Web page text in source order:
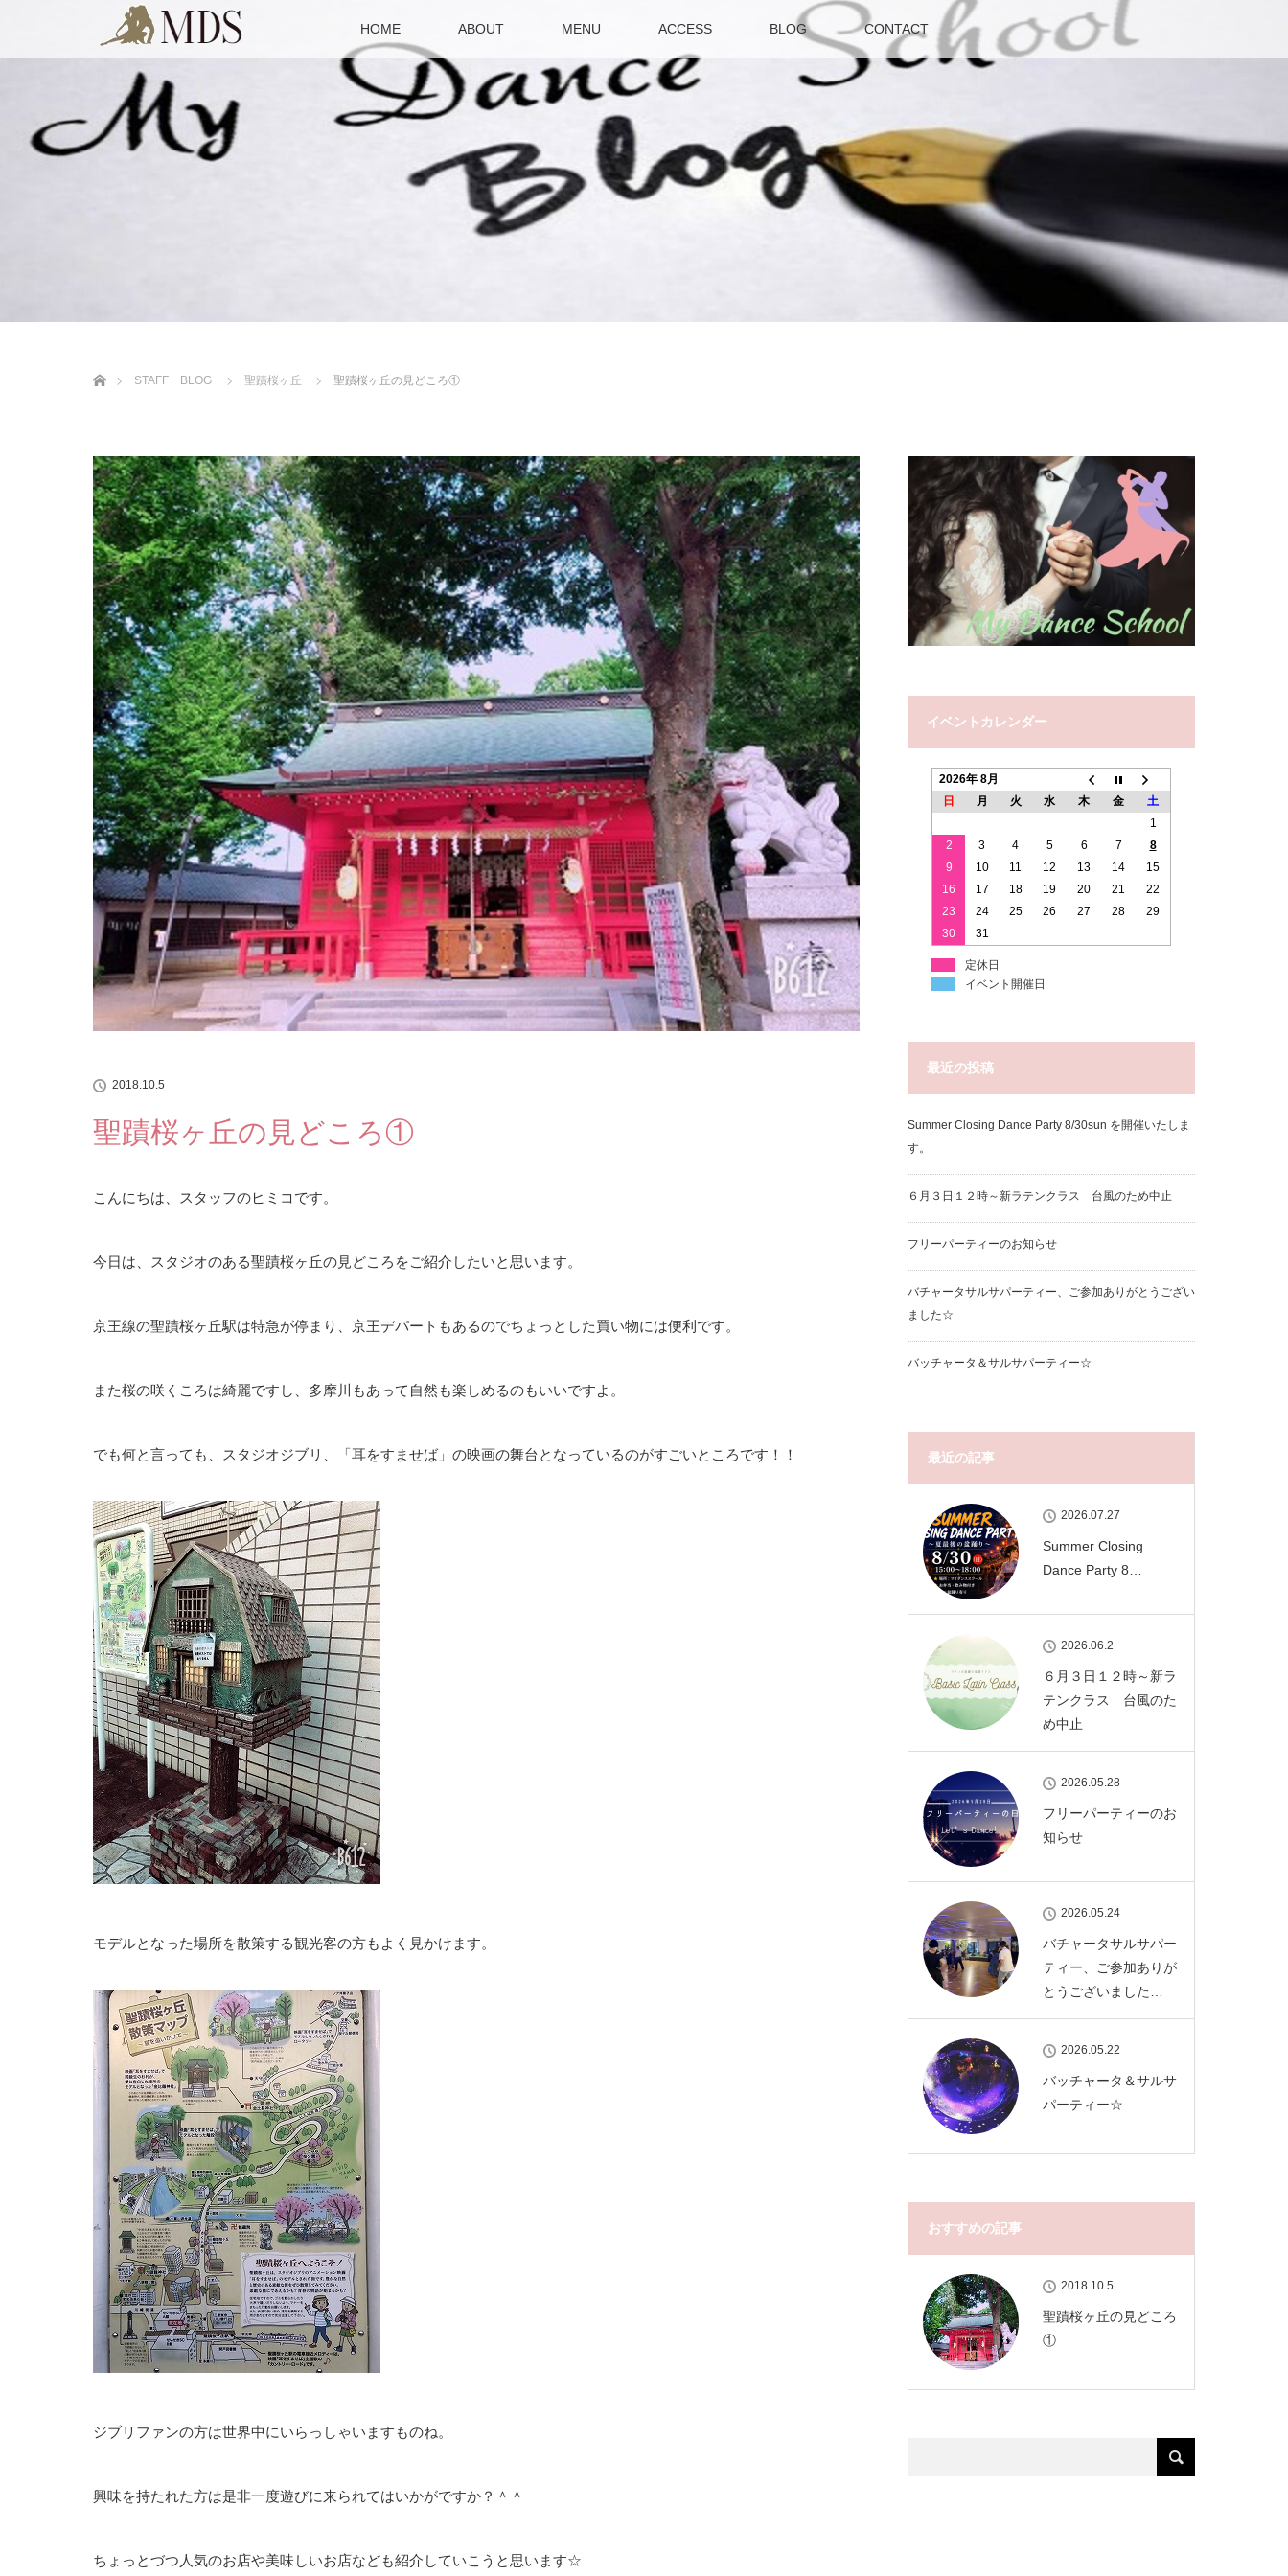
HOME ABOUT MENU ACCESS BLOG CONTACT
STAFF BLOG
聖蹟桜ヶ丘 聖蹟桜ヶ丘の見どころ①
2018.10.5
聖蹟桜ヶ丘の見どころ①
こんにちは、スタッフのヒミコです。
今日は、スタジオのある聖蹟桜ヶ丘の見どころをご紹介したいと思います。
京王線の聖蹟桜ヶ丘駅は特急が停まり、京王デパートもあるのでちょっとした買い物には便利です。
また桜の咲くころは綺麗ですし、多摩川もあって自然も楽しめるのもいいですよ。
でも何と言っても、スタジオジブリ、「耳をすませば」の映画の舞台となっているのがすごいところです！！
モデルとなった場所を散策する観光客の方もよく見かけます。
ジブリファンの方は世界中にいらっしゃいますものね。
興味を持たれた方は是非一度遊びに来られてはいかがですか？＾＾
ちょっとづつ人気のお店や美味しいお店なども紹介していこうと思います☆
イベントカレンダー
2026年 8月
日
月 火 水 木 金
土
1
2
3 4 5 6 7
8
9
10 11 12 13 14
15
16
17 18 19 20 21
22
23
24 25 26 27 28
29
30
31
定休日
イベント開催日
最近の投稿
Summer Closing Dance Party 8/30sun を開催いたしま
す。
６月３日１２時～新ラテンクラス 台風のため中止
フリーパーティーのお知らせ
バチャータサルサパーティー、ご参加ありがとうござい
ました☆
バッチャータ＆サルサパーティー☆
最近の記事
2026.07.27
Summer Closing
Dance Party 8…
2026.06.2
６月３日１２時～新ラ
テンクラス 台風のた
め中止
2026.05.28
フリーパーティーのお
知らせ
2026.05.24
バチャータサルサパー
ティー、ご参加ありが
とうございました…
2026.05.22
バッチャータ＆サルサ
パーティー☆
おすすめの記事
2018.10.5
聖蹟桜ヶ丘の見どころ
①